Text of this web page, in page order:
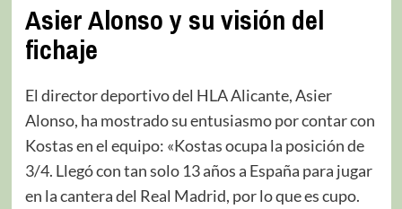
Asier Alonso y su visión del
fichaje
El director deportivo del HLA Alicante, Asier
Alonso, ha mostrado su entusiasmo por contar con
Kostas en el equipo: «Kostas ocupa la posición de
3/4. Llegó con tan solo 13 años a España para jugar
en la cantera del Real Madrid, por lo que es cupo.